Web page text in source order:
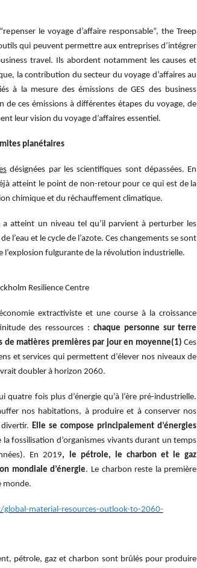
le voyage d’affaire responsable”, the Treep
qui peuvent permettre aux entreprises d’intégrer
travel. Ils abordent notamment les causes et
la contribution du secteur du voyage d’affaires au
à la mesure des émissions de GES des business
de ces émissions à différentes étapes du voyage, de
leur vision du voyage d’affaires essentiel.
planétaires
désignées par les scientifiques sont dépassées. En
atteint le point de non-retour pour ce qui est de la
chimique et du réchauffement climatique.
a atteint un niveau tel qu’il parvient à perturber les
l’eau et le cycle de l’azote. Ces changements se sont
l’explosion fulgurante de la révolution industrielle.
Resilience Centre
extractiviste et une course à la croissance
des ressources : chaque personne sur terre
de matières premières par jour en moyenne(1) Ces
et services qui permettent d’élever nos niveaux de
doubler à horizon 2060.
fois plus d’énergie qu’à l’ère pré-industrielle.
nos habitations, à produire et à conserver nos
divertir.Elle se compose principalement d’énergies
la fossilisation d’organismes vivants durant un temps
En 2019, le pétrole, le charbon et le gaz
mondiale d’énergie. Le charbon reste la première
monde.
material-resources-outlook-to-2060-
pétrole, gaz et charbon sont brûlés pour produire